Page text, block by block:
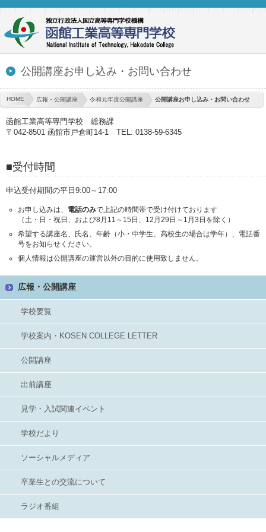
公開講座お申し込み・お問い合わせ
HOME 広報・公開講座 令和元年度公開講座 公開講座お申し込み・お問い合わせ
函館工業高等専門学校 総務課
〒042-8501 函館市戸倉町14-1 TEL: 0138-59-6345
■受付時間
申込受付期間の平日9:00～17:00
お申し込みは、 電話のみで上記の時間帯で受け付けております
（土・日・祝日、および8月11～15日、12月29日～1月3日を除く）
希望する講座名、氏名、年齢（小・中学生、高校生の場合は学年）、電話番
号をお知らせください。
個人情報は公開講座の運営以外の目的に使用致しません。
広報・公開講座
学校要覧
学校案内・KOSEN COLLEGE LETTER
公開講座
出前講座
見学・入試関連イベント
学校だより
ソーシャルメディア
卒業生との交流について
ラジオ番組